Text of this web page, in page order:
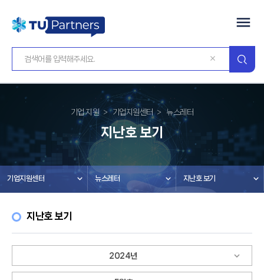
기업 지원 기업지원센터 뉴스레터
지난호 보기
기업지원센터 뉴스레터 지난호 보기
지난호 보기